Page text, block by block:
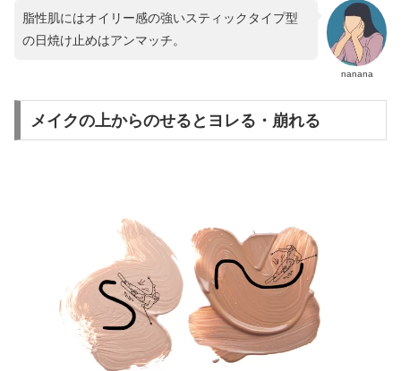
nanana
脂性肌にはオイリー感の強いスティックタイプ型
の日焼け止めはアンマッチ。
メイクの上からのせるとヨレる・崩れる